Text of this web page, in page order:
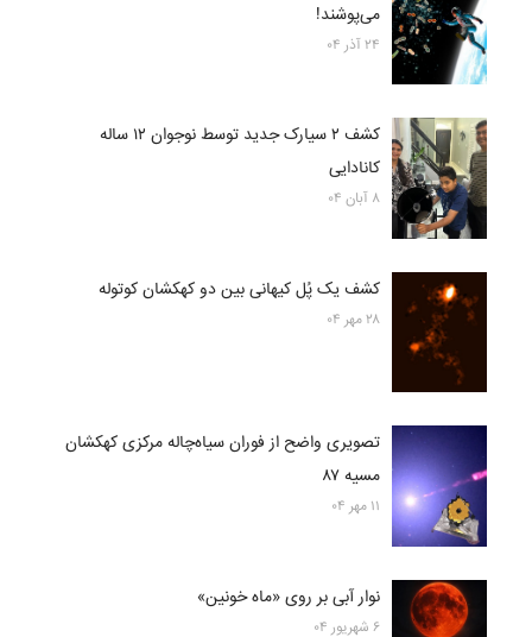
می‌پوشند!
۲۴ آذر ۰۴
کشف ۲ سیارک جدید توسط نوجوان ۱۲ ساله
کانادایی
۸ آبان ۰۴
کشف یک پُل کیهانی بین دو کهکشان کوتوله
۲۸ مهر ۰۴
تصویری واضح از فوران سیاه‌چاله مرکزی کهکشان
مسیه ۸۷
۱۱ مهر ۰۴
نوار آبی بر روی «ماه خونین»
۶ شهریور ۰۴